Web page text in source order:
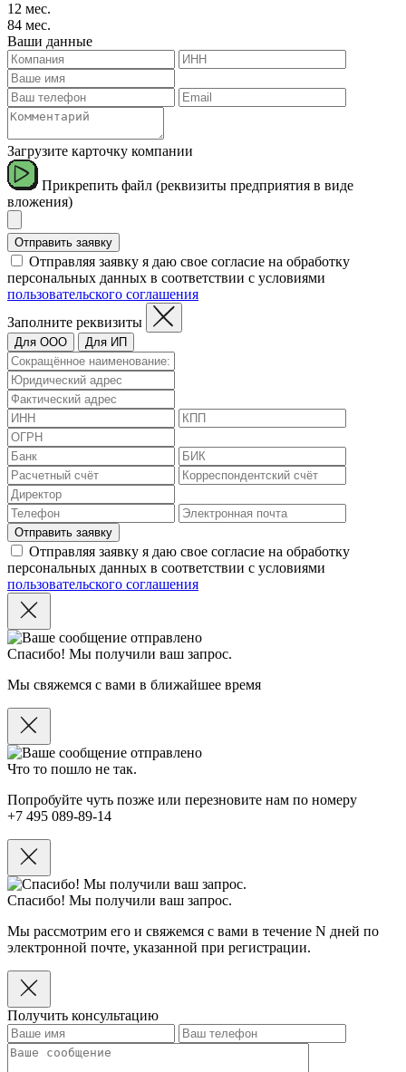
12 мес.
84 мес.
Ваши данные
Загрузите карточку компании
Прикрепить файл (реквизиты предприятия в виде
вложения)
Отправить заявку
Отправляя заявку я даю свое согласие на обработку
персональных данных в соответствии с условиями
пользовательского соглашения
Заполните реквизиты
Для ООО Для ИП
Отправить заявку
Отправляя заявку я даю свое согласие на обработку
персональных данных в соответствии с условиями
пользовательского соглашения
Спасибо! Мы получили ваш запрос.
Мы свяжемся с вами в ближайшее время
Что то пошло не так.
Попробуйте чуть позже или перезновите нам по номеру
+7 495 089-89-14
Спасибо! Мы получили ваш запрос.
Мы рассмотрим его и свяжемся с вами в течение N дней по
электронной почте, указанной при регистрации.
Получить консультацию